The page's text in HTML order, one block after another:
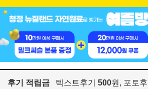
후기 적립금 텍스트후기 500원, 포토후